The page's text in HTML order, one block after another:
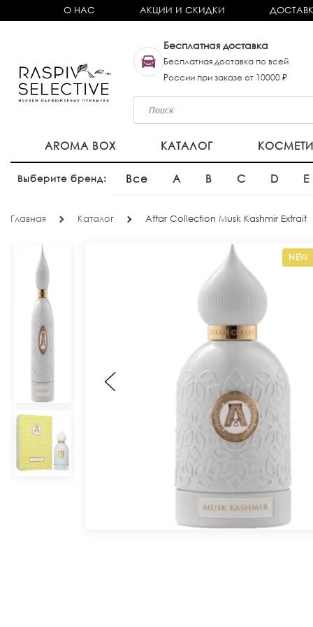
О НАС АКЦИИ И СКИДКИ
Бесплатная доставка
Бесплатная доставка по всей
России при заказе от 10000 ₽
AROMA BOX КАТАЛОГ
Выберите бренд: Все A B C D E
Главная Каталог Attar Collection Musk Kashmir Extrait
NEW